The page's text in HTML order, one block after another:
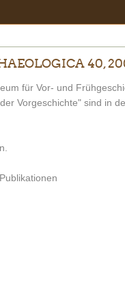
40,
für Vor- und
Vorgeschichte" sind in